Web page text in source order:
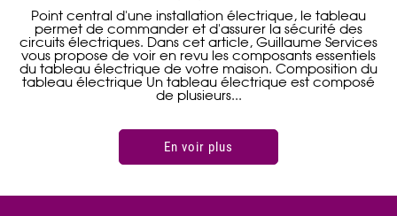
Chers clients, Jusqu'a la fin de l'année, je vous propose
l'alarme Netatmo LEGRAND comprenant : 1 caméra
intérieure intelligente avec reconnaissance faciale et
alerte sur votre smartphone. 1 caméra extérieure avec
sirène 150db et spot. 1 sirène intérieure intelligente
110db. 3 détecteurs d'ouverture...
En voir plus
Point central d'une installation électrique, le tableau
permet de commander et d'assurer la sécurité des
circuits électriques. Dans cet article, Guillaume Services
vous propose de voir en revu les composants essentiels
du tableau électrique de votre maison. Composition du
tableau électrique Un tableau électrique est composé
de plusieurs...
En voir plus